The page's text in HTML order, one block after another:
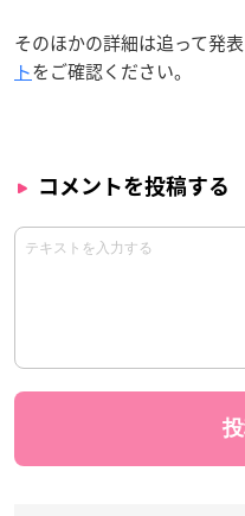
そのほかの詳細は追って発
トをご確認ください。
コメントを投稿する